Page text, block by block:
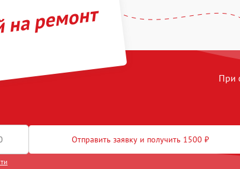
ремонт
При
Отправить заявку и получить 1500 ₽